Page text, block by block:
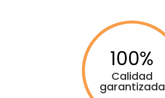
100
Calidad
garantizada